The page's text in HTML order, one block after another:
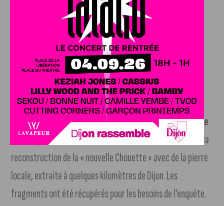
… et c’est encore le cas aujourd’hui ! » raconte
Bertrand Carlier.
Bertrand Carlier livre une anecdote
personnelle aux lecteurs de J’Aime Dijon
« Pour la petite histoire, suite à la destruction de la
Chouette de Dijon en 2001,je suis parti à la recherche de
ses fragments !
Ils étaient au nombre de 3 et ont servi à la
reconstruction de la « nouvelle Chouette » avec de la pierre
locale, extraite à quelques kilomètres de Dijon. Les
fragments ont été récupérés pour les besoins de l’enquête.